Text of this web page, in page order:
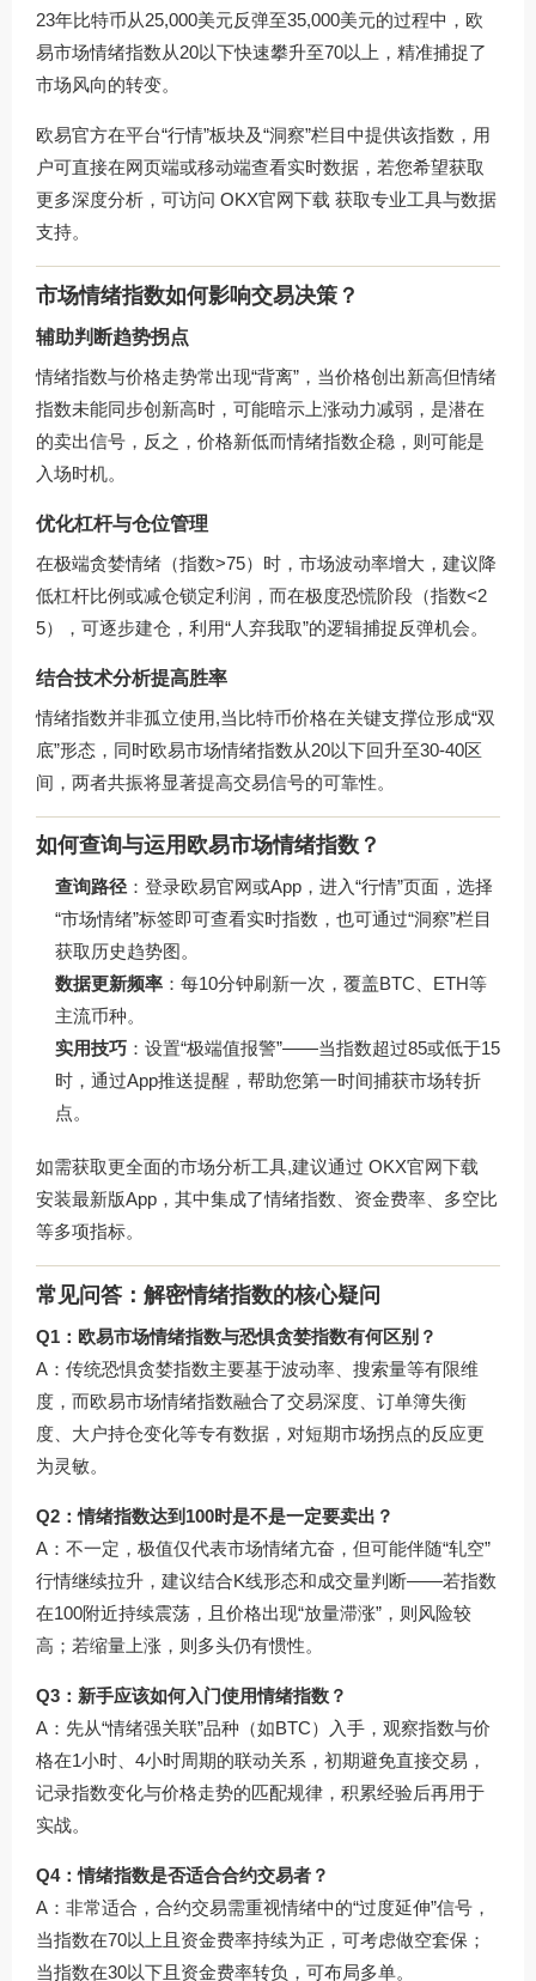
23年比特币从25,000美元反弹至35,000美元的过程中，欧
易市场情绪指数从20以下快速攀升至70以上，精准捕捉了
市场风向的转变。
欧易官方在平台“行情”板块及“洞察”栏目中提供该指数，用
户可直接在网页端或移动端查看实时数据，若您希望获取
更多深度分析，可访问 OKX官网下载 获取专业工具与数据
支持。
市场情绪指数如何影响交易决策？
辅助判断趋势拐点
情绪指数与价格走势常出现“背离”，当价格创出新高但情绪
指数未能同步创新高时，可能暗示上涨动力减弱，是潜在
的卖出信号，反之，价格新低而情绪指数企稳，则可能是
入场时机。
优化杠杆与仓位管理
在极端贪婪情绪（指数>75）时，市场波动率增大，建议降
低杠杆比例或减仓锁定利润，而在极度恐慌阶段（指数<2
5），可逐步建仓，利用“人弃我取”的逻辑捕捉反弹机会。
结合技术分析提高胜率
情绪指数并非孤立使用,当比特币价格在关键支撑位形成“双
底”形态，同时欧易市场情绪指数从20以下回升至30-40区
间，两者共振将显著提高交易信号的可靠性。
如何查询与运用欧易市场情绪指数？
查询路径 ：登录欧易官网或App，进入“行情”页面，选择
“市场情绪”标签即可查看实时指数，也可通过“洞察”栏目
获取历史趋势图。
数据更新频率 ：每10分钟刷新一次，覆盖BTC、ETH等
主流币种。
实用技巧 ：设置“极端值报警”——当指数超过85或低于15
时，通过App推送提醒，帮助您第一时间捕获市场转折
点。
如需获取更全面的市场分析工具,建议通过 OKX官网下载
安装最新版App，其中集成了情绪指数、资金费率、多空比
等多项指标。
常见问答：解密情绪指数的核心疑问
Q1：欧易市场情绪指数与恐惧贪婪指数有何区别？
A：传统恐惧贪婪指数主要基于波动率、搜索量等有限维
度，而欧易市场情绪指数融合了交易深度、订单簿失衡
度、大户持仓变化等专有数据，对短期市场拐点的反应更
为灵敏。
Q2：情绪指数达到100时是不是一定要卖出？
A：不一定，极值仅代表市场情绪亢奋，但可能伴随“轧空”
行情继续拉升，建议结合K线形态和成交量判断——若指数
在100附近持续震荡，且价格出现“放量滞涨”，则风险较
高；若缩量上涨，则多头仍有惯性。
Q3：新手应该如何入门使用情绪指数？
A：先从“情绪强关联”品种（如BTC）入手，观察指数与价
格在1小时、4小时周期的联动关系，初期避免直接交易，
记录指数变化与价格走势的匹配规律，积累经验后再用于
实战。
Q4：情绪指数是否适合合约交易者？
A：非常适合，合约交易需重视情绪中的“过度延伸”信号，
当指数在70以上且资金费率持续为正，可考虑做空套保；
当指数在30以下且资金费率转负，可布局多单。